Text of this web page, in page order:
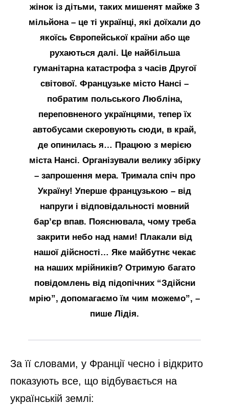
жінок із дітьми, таких мишенят майже 3
мільйона – це ті українці, які доїхали до
якоїсь Європейської країни або ще
рухаються далі. Це найбільша
гуманітарна катастрофа з часів Другої
світової. Французьке місто Нансі –
побратим польського Любліна,
переповненого українцями, тепер їх
автобусами скеровують сюди, в край,
де опинилась я… Працюю з мерією
міста Нансі. Організували велику збірку
– запрошення мера. Тримала спіч про
Україну! Уперше французькою – від
напруги і відповідальності мовний
бар’єр впав. Пояснювала, чому треба
закрити небо над нами! Плакали від
нашої дійсності… Яке майбутнє чекає
на наших мрійників? Отримую багато
повідомлень від підопічних “Здійсни
мрію”, допомагаємо їм чим можемо”, –
пише Лідія.
За її словами, у Франції чесно і відкрито
показують все, що відбувається на
українській землі: